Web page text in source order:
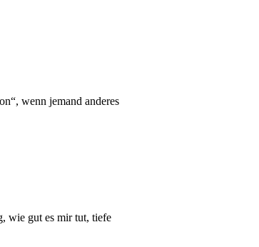
wenn jemand anderes
wie gut es mir tut, tiefe